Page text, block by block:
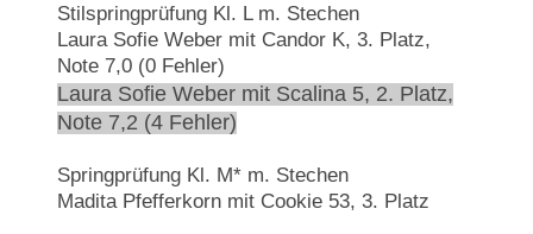
Stilspringprüfung Kl. L m. Stechen
Laura Sofie Weber mit Candor K, 3. Platz,
Note 7,0 (0 Fehler)
Laura Sofie Weber mit Scalina 5, 2. Platz,
Note 7,2 (4 Fehler)
Springprüfung Kl. M* m. Stechen
Madita Pfefferkorn mit Cookie 53, 3. Platz